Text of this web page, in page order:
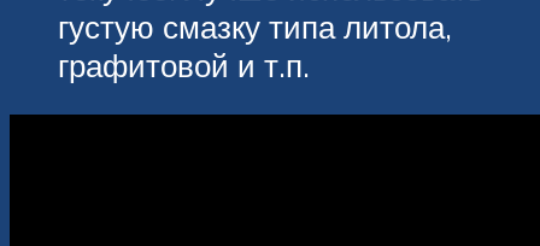
густую смазку типа литола,
графитовой и т.п.